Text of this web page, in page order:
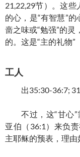
21,22,29节）。这些
的心，是“有智慧”
啬之味或“勉强”的
的。这是“主的礼物”
工人
出35:30-36:7;
不过，这“甘心
亚伯（36:1）来负
主耶稣的预表，理由